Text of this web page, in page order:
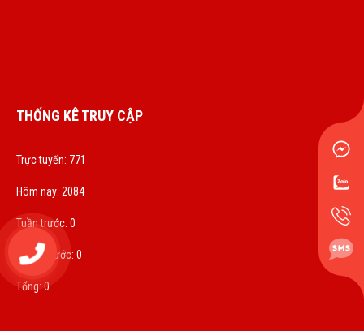
THỐNG KÊ TRUY CẬP
Trực tuyến: 771
Hôm nay: 2084
Tuần trước: 0
Tháng trước: 0
Tổng: 0
0972833536